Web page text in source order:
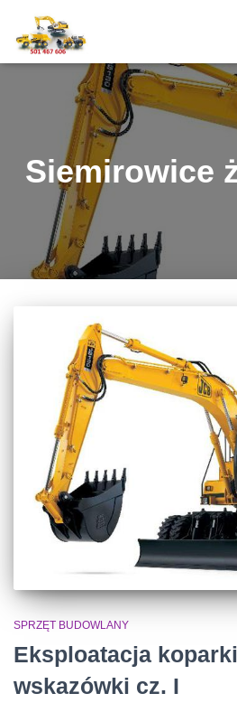
Siemirowice
SPRZĘT BUDOWLANY
Eksploatacja
wskazówki cz. I